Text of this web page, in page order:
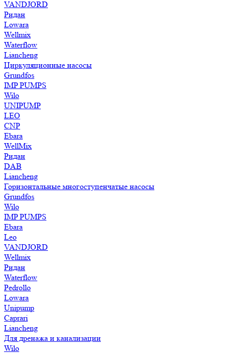
VANDJORD
Ридан
Lowara
Wellmix
Waterflow
Liancheng
Циркуляционные насосы
Grundfos
IMP PUMPS
Wilo
UNIPUMP
LEO
CNP
Ebara
WellMix
Ридан
DAB
Liancheng
Горизонтальные многоступенчатые насосы
Grundfos
Wilo
IMP PUMPS
Ebara
Leo
VANDJORD
Wellmix
Ридан
Waterflow
Pedrollo
Lowara
Unipump
Caprari
Liancheng
Для дренажа и канализации
Wilo